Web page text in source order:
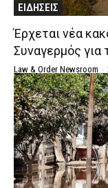
ΕΙΔΗΣΕΙΣ
Έρχεται νέα
Συναγερμός για
Law & Order Newsroom -